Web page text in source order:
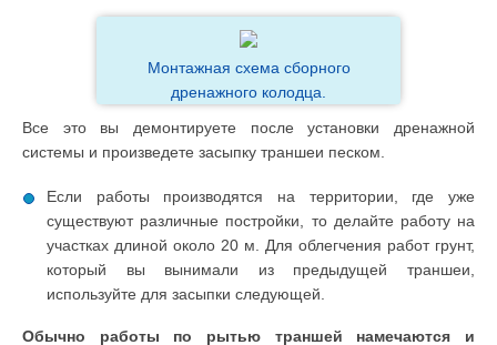
Монтажная схема сборного
дренажного колодца.
Все это вы демонтируете после установки дренажной
системы и произведете засыпку траншеи песком.
Если работы производятся на территории, где уже
существуют различные постройки, то делайте работу на
участках длиной около 20 м. Для облегчения работ грунт,
который вы вынимали из предыдущей траншеи,
используйте для засыпки следующей.
Обычно работы по рытью траншей намечаются и